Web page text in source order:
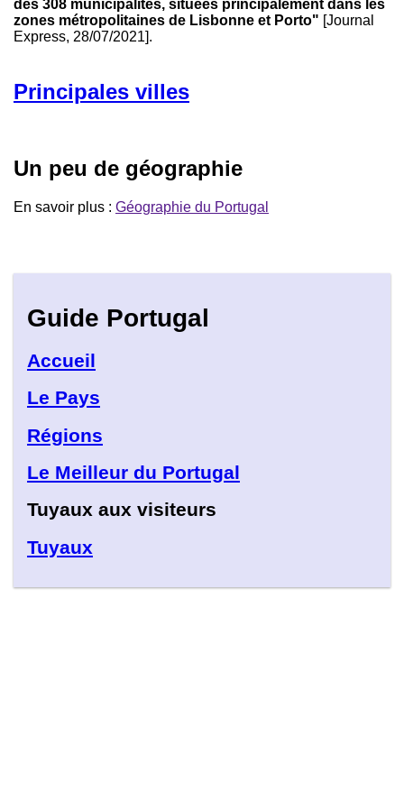
des 308 municipalités, situées principalement dans les
zones métropolitaines de Lisbonne et Porto" [Journal
Express, 28/07/2021].
Principales villes
Un peu de géographie
En savoir plus : Géographie du Portugal
Guide Portugal
Accueil
Le Pays
Régions
Le Meilleur du Portugal
Tuyaux aux visiteurs
Tuyaux